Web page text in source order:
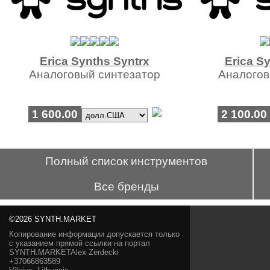
Erica Synths Syntrx
Аналоговый синтезатор
1 600.00
Erica
2 100.00
Полный список инструментов
Все бренды
©2026 SYNTH.MARKET
Копирование информации допускается только
с указанием прямой ссылки на портал
SYNTH.MARKETAlex Zerdecki
+37066863589